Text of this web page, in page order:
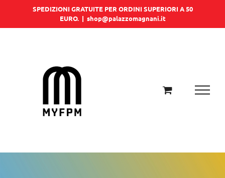
SPEDIZIONI GRATUITE PER ORDINI SUPERIORI A 50
EURO. | shop@palazzomagnani.it